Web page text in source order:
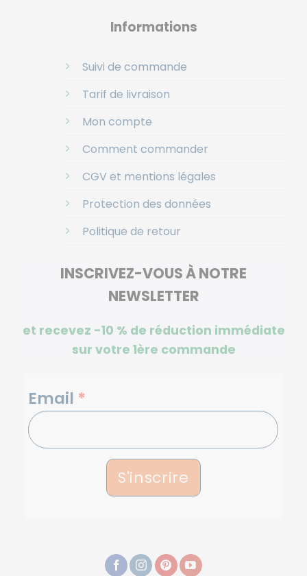
Informations
Suivi de commande
Tarif de livraison
Mon compte
Comment commander
CGV et mentions légales
Protection des données
Politique de retour
INSCRIVEZ-VOUS À NOTRE
NEWSLETTER
et recevez -10 % de réduction immédiate
sur votre 1ère commande
NEWSLETTERS
Email *
S'inscrire